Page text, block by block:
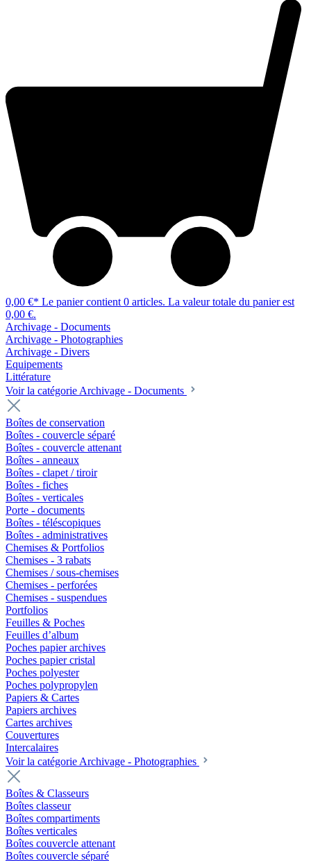
0,00 €* Le panier contient 0 articles. La valeur totale du panier est
0,00 €.
Archivage - Documents
Archivage - Photographies
Archivage - Divers
Equipements
Littérature
Voir la catégorie Archivage - Documents
Boîtes de conservation
Boîtes - couvercle séparé
Boîtes - couvercle attenant
Boîtes - anneaux
Boîtes - clapet / tiroir
Boîtes - fiches
Boîtes - verticales
Porte - documents
Boîtes - téléscopiques
Boîtes - administratives
Chemises & Portfolios
Chemises - 3 rabats
Chemises / sous-chemises
Chemises - perforées
Chemises - suspendues
Portfolios
Feuilles & Poches
Feuilles d’album
Poches papier archives
Poches papier cristal
Poches polyester
Poches polypropylen
Papiers & Cartes
Papiers archives
Cartes archives
Couvertures
Intercalaires
Voir la catégorie Archivage - Photographies
Boîtes & Classeurs
Boîtes classeur
Boîtes compartiments
Boîtes verticales
Boîtes couvercle attenant
Boîtes couvercle séparé